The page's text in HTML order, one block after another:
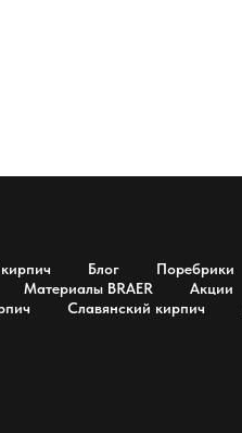
Блог Поребрики
Материалы BRAER Акции
Славянский кирпич